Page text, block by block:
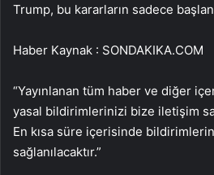
Trump, bu kararların sadece
Haber Kaynak : SONDAKIKA.COM
“Yayınlanan tüm haber ve diğer
yasal bildirimlerinizi bize iletişim
En kısa süre içerisinde
sağlanılacaktır.”